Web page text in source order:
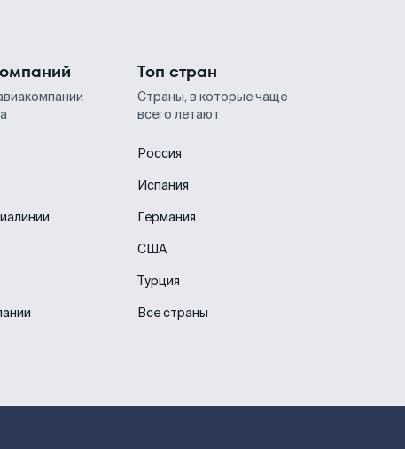
Топ стран
Страны, в которые чаще
всего летают
Россия
Испания
Германия
США
Турция
Все страны